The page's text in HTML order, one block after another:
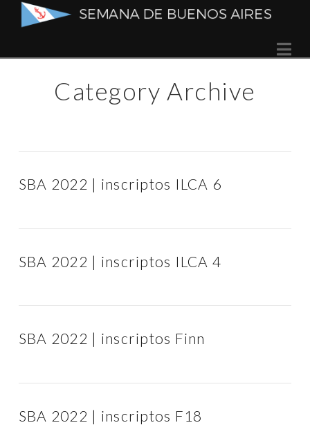
Semana
de
Buenos
Aires
Category Archive
SBA 2022 | inscriptos ILCA 6
SBA 2022 | inscriptos ILCA 4
SBA 2022 | inscriptos Finn
SBA 2022 | inscriptos F18